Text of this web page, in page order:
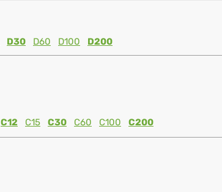
D30 D60 D100 D200
C12 C15 C30 C60 C100 C200